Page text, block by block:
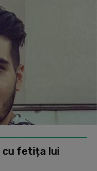
cu fetița lui